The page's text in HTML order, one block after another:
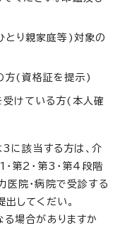
とり親家庭等)対象の
方(資格証を提示)
受けている方(本人確
該当する方は、介
第2・第3・第4段階
医院・病院で受診する
してくだい。
場合がありますか